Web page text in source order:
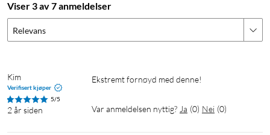
Spesifikasjoner
Maks temperatur, nål (nozzle): 300 ºC
Maks temperatur, byggeplate: 100 ºC
Utskriftsområde: 220x220x240 mm
Viser 3 av 7 anmeldelser
Relevans
Kim
Verifisert kjøper
5/5
2 år siden
Ekstremt fornøyd med denne!
Var anmeldelsen nyttig? Ja (0) Nei (0)